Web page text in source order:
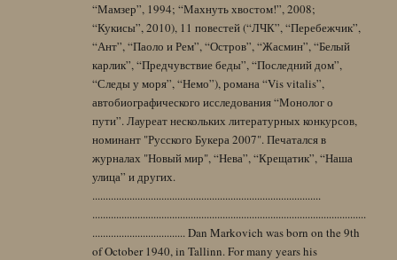
“Мамзер”, 1994; “Махнуть хвостом!”, 2008;
“Кукисы”, 2010), 11 повестей (“ЛЧК”, “Перебежчик”,
“Ант”, “Паоло и Рем”, “Остров”, “Жасмин”, “Белый
карлик”, “Предчувствие беды”, “Последний дом”,
“Следы у моря”, “Немо”), романа “Vis vitalis”,
автобиографического исследования “Монолог о
пути”. Лауреат нескольких литературных конкурсов,
номинант "Русского Букера 2007". Печатался в
журналах "Новый мир", “Нева”, “Крещатик”, “Наша
улица” и других.
......................................................................................
.......................................................................................................
................................... Dan Markovich was born on the 9th
of October 1940, in Tallinn. For many years his